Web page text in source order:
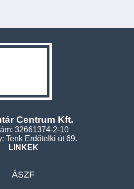
Centrum Kft.
32661374-2-10
Tenk Erdőtelki út 69.
LINKEK
ÁSZF